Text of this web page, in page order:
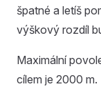
špatné a letíš
výškový rozdíl
Maximální
cílem je 2000